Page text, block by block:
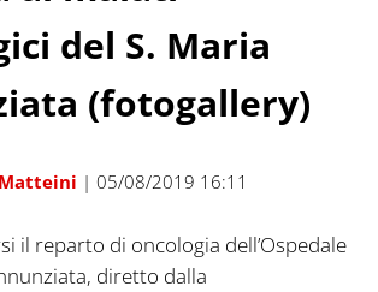
del S. Maria
(fotogallery)
| 05/08/2019 16:11
il reparto di oncologia dell’Ospedale
diretto dalla